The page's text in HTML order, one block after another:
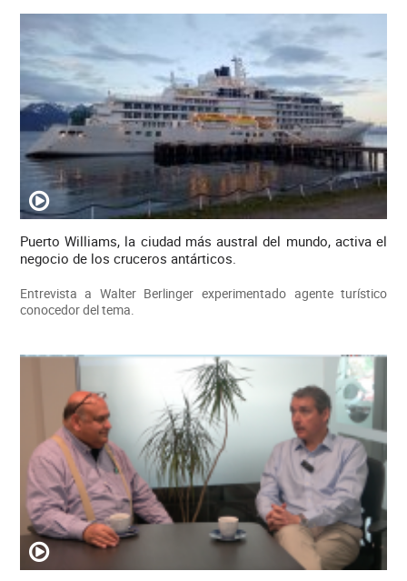
Puerto Williams, la ciudad más austral del mundo, activa el
negocio de los cruceros antárticos.
Entrevista a Walter Berlinger experimentado agente turístico
conocedor del tema.